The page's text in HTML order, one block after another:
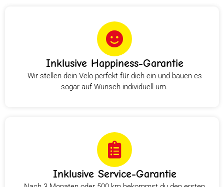
Inklusive Happiness-Garantie
Wir stellen dein Velo perfekt für dich ein und bauen es
sogar auf Wunsch individuell um.
Inklusive Service-Garantie